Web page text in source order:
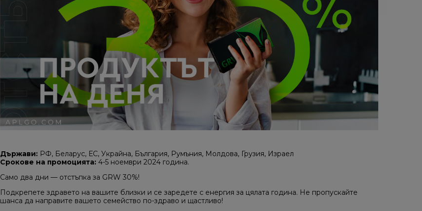
Държави: РФ, Беларус, ЕС, Украйна, България, Румъния, Молдова, Грузия, Израел
Срокове на промоцията: 4-5 ноември 2024 година.
Само два дни — отстъпка за GRW 30%!
Подкрепете здравето на вашите близки и се заредете с енергия за цялата година. Не пропускайте
шанса да направите вашето семейство по-здраво и щастливо!